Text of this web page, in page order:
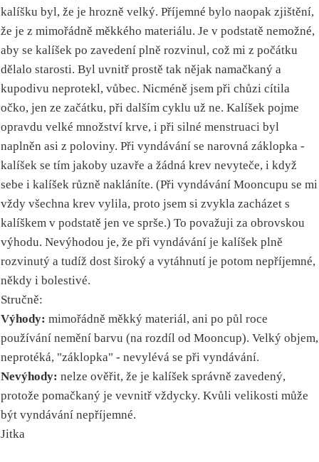
kalíšku byl, že je hrozně velký. Příjemné bylo naopak zjištění,
že je z mimořádně měkkého materiálu. Je v podstatě nemožné,
aby se kalíšek po zavedení plně rozvinul, což mi z počátku
dělalo starosti. Byl uvnitř prostě tak nějak namačkaný a
kupodivu neprotekl, vůbec. Nicméně jsem při chůzi cítila
očko, jen ze začátku, při dalším cyklu už ne. Kalíšek pojme
opravdu velké množství krve, i při silné menstruaci byl
naplněn asi z poloviny. Při vyndávání se narovná záklopka -
kalíšek se tím jakoby uzavře a žádná krev nevyteče, i když
sebe i kalíšek různě nakláníte. (Při vyndávání Mooncupu se mi
vždy všechna krev vylila, proto jsem si zvykla zacházet s
kalíškem v podstatě jen ve sprše.) To považuji za obrovskou
výhodu. Nevýhodou je, že při vyndávání je kalíšek plně
rozvinutý a tudíž dost široký a vytáhnutí je potom nepříjemné,
někdy i bolestivé.
Stručně:
Výhody: mimořádně měkký materiál, ani po půl roce
používání nemění barvu (na rozdíl od Mooncup). Velký objem,
neprotéká, "záklopka" - nevylévá se při vyndávání.
Nevýhody: nelze ověřit, že je kalíšek správně zavedený,
protože pomačkaný je vevnitř vždycky. Kvůli velikosti může
být vyndávání nepříjemné.
Jitka